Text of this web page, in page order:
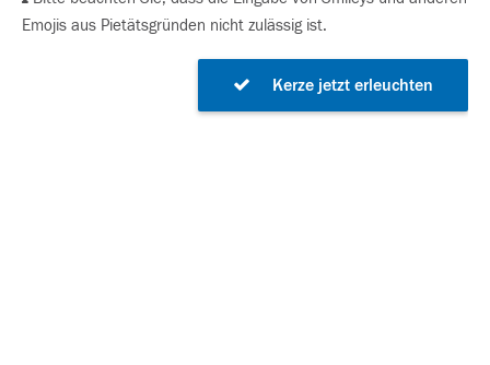
Emojis aus Pietätsgründen nicht zulässig ist.
Kerze jetzt erleuchten